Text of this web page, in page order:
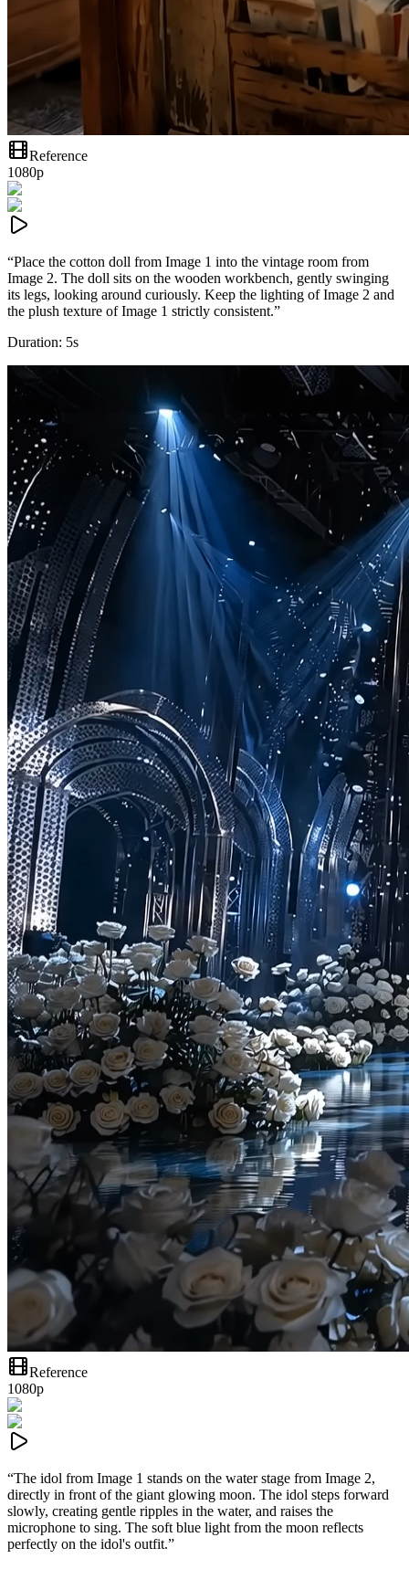
Reference
1080p
“Place the cotton doll from Image 1 into the vintage room from
Image 2. The doll sits on the wooden workbench, gently swinging
its legs, looking around curiously. Keep the lighting of Image 2 and
the plush texture of Image 1 strictly consistent.”
Duration: 5s
Reference
1080p
“The idol from Image 1 stands on the water stage from Image 2,
directly in front of the giant glowing moon. The idol steps forward
slowly, creating gentle ripples in the water, and raises the
microphone to sing. The soft blue light from the moon reflects
perfectly on the idol's outfit.”